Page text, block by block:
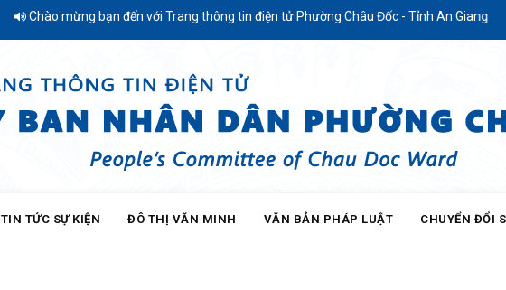
Chào mừng bạn đến với Trang thông tin điện tử Phường Châu Đốc - Tỉnh An Giang
TIN TỨC SỰ KIỆN ĐÔ THỊ VĂN MINH VĂN BẢN PHÁP LUẬT CHUYỂN ĐỔI